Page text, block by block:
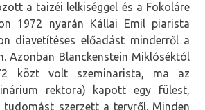
a taizéi lelkiséggel és a Fokoláre
1972 nyarán Kállai Emil piarista
diavetítéses előadást minderről a
Azonban Blanckenstein Miklóséktól
közt volt szeminarista, ma az
rektora) kapott egy fülest,
tudomást szerzett a tervről. Minden